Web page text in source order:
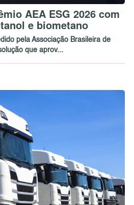
AEA ESG 2026 com
e biometano
pela Associação Brasileira de
que aprov...